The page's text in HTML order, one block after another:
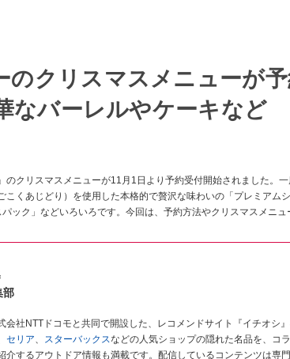
のクリスマスメニューが
なバーレルやケーキなど
のクリスマスメニューが11月1日より予約受付開始されました。
こくあじどり）を使用した本格的で贅沢な味わいの「プレミアム
ック」などいろいろです。今回は、予約方法やクリスマスメニュ
部
社NTTドコモと共同で開設した、レコメンドサイト『イチオシ』
セリア、 スターバックスなどの人気ショップの隠れた名品を、コ
介するアウトドア情報も満載です。配信しているコンテンツは専